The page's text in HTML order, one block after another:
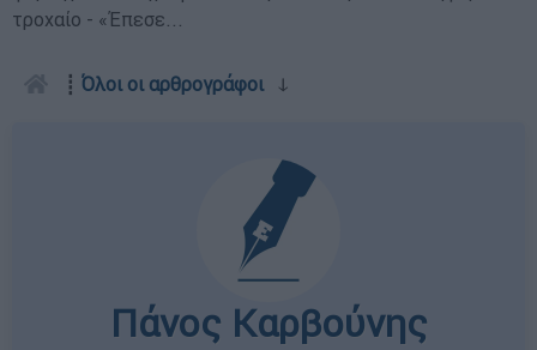
τροχαίο - «Έπεσε...
┋ Όλοι οι αρθρογράφοιↆ
Πάνος Καρβούνης